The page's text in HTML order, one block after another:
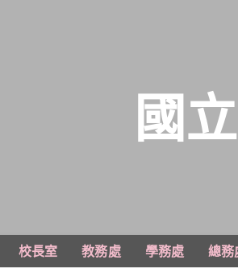
國
校長室 教務處 學務處 總務